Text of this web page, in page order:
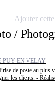
/
PUY EN VELAY
de poste au plus
les clients. -
Ajouter